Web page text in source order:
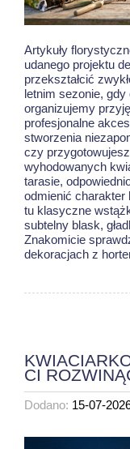
Artykuły
udanego projektu
przekształcić
letnim sezonie,
organizujemy
profesjonalne
stworzenia
czy
wyhodowanych
tarasie,
odmienić charakter
tu klasyczne
subtelny blask,
Znakomicie
dekoracjach z
CI
Dodano: 15-07-